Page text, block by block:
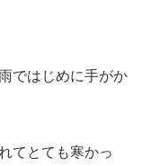
ではじめに手がか
てとても寒かっ